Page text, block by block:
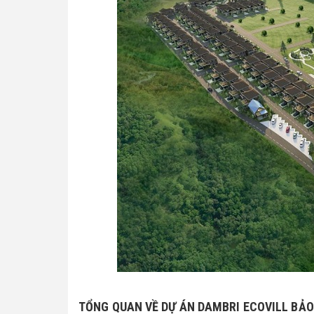
TỔNG QUAN VỀ DỰ ÁN DAMBRI ECOVILL